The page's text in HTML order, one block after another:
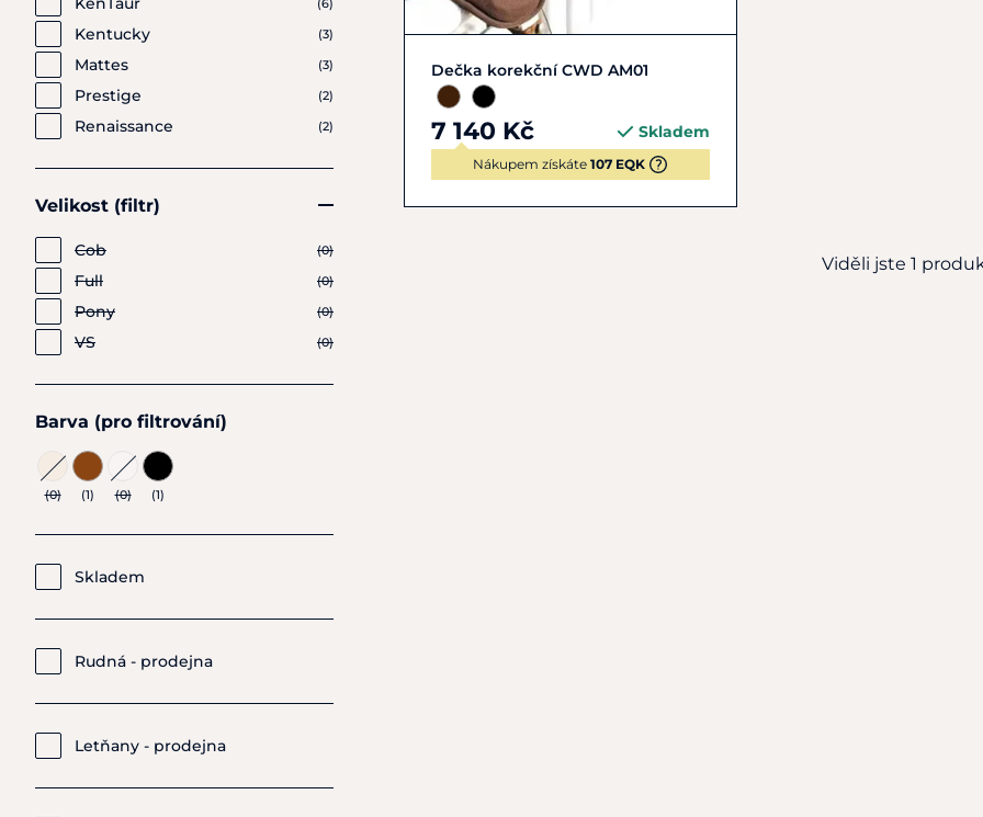
(6)
Kentucky (3)
Mattes (3)
Prestige (2)
Renaissance (2)
Velikost (filtr)
Cob (0)
Full (0)
Pony (0)
VS (0)
Barva (pro filtrování)
(0) (1) (0) (1)
Skladem
Rudná - prodejna
Letňany - prodejna
Zobrazit detail
Dečka korekční CWD AM01
7 140 Kč Skladem
Nákupem získáte107 EQK
Viděli jste 1